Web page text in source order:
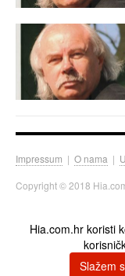
Impressum | O nama |
Copyright © 2018
Hia.com.hr koristi
Slažem